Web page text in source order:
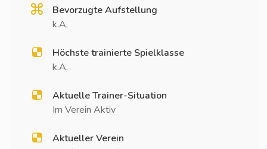
Bevorzugte Aufstellung
k.A.
Höchste trainierte Spielklasse
k.A.
Aktuelle Trainer-Situation
Im Verein Aktiv
Aktueller Verein